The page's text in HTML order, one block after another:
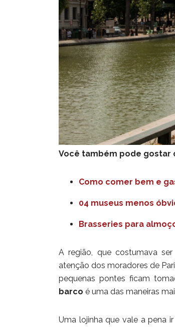
Você também pode gostar
Como comer bem e
04 museus menos
Brasseries para
A região, que costumava
atenção dos moradores de
pequenas pontes ficam
barco é uma das maneiras
Uma lojinha que vale a pena